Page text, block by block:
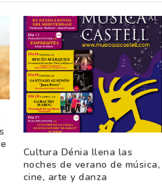
Cultura Dénia llena las
noches de verano de música,
cine, arte y danza